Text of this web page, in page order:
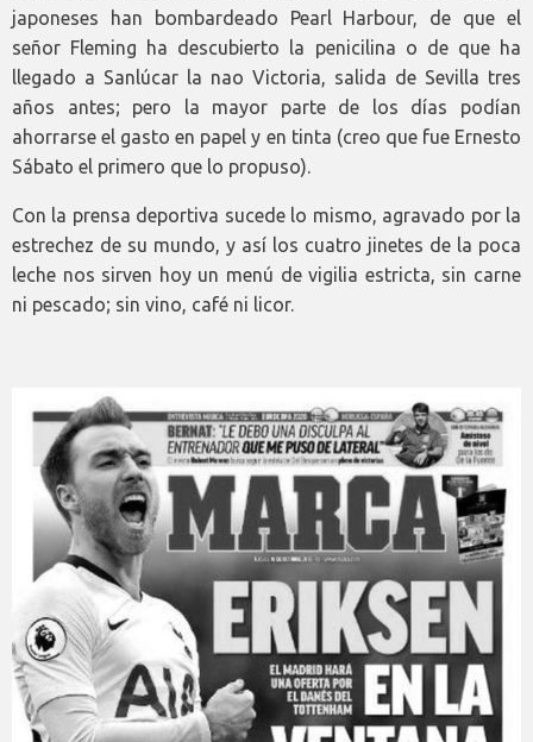
japoneses han bombardeado Pearl Harbour, de que el
señor Fleming ha descubierto la penicilina o de que ha
llegado a Sanlúcar la nao Victoria, salida de Sevilla tres
años antes; pero la mayor parte de los días podían
ahorrarse el gasto en papel y en tinta (creo que fue Ernesto
Sábato el primero que lo propuso).
Con la prensa deportiva sucede lo mismo, agravado por la
estrechez de su mundo, y así los cuatro jinetes de la poca
leche nos sirven hoy un menú de vigilia estricta, sin carne
ni pescado; sin vino, café ni licor.